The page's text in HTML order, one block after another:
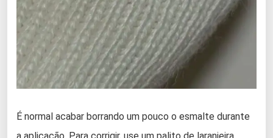
É normal acabar borrando um pouco o esmalte durante